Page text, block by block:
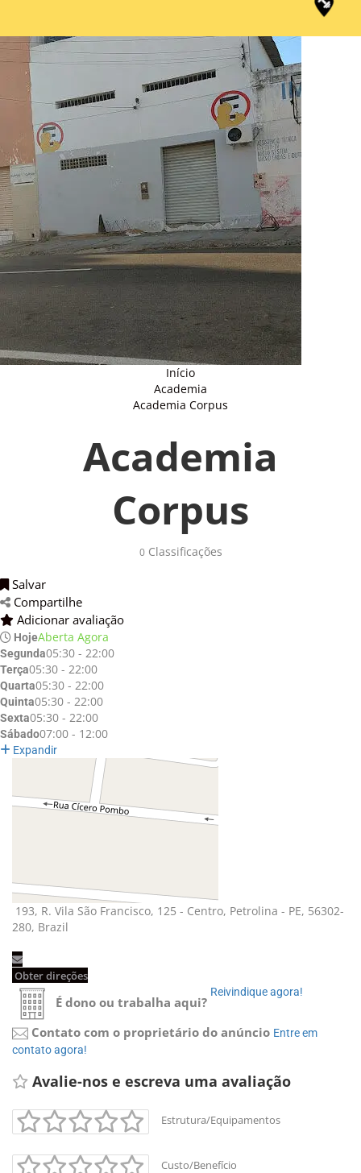
Início
Academia
Academia Corpus
Academia
Corpus
0Classificações
Salvar
Compartilhe
Adicionar avaliação
HojeAberta Agora
Segunda05:30 - 22:00
Terça05:30 - 22:00
Quarta05:30 - 22:00
Quinta05:30 - 22:00
Sexta05:30 - 22:00
Sábado07:00 - 12:00
Expandir
193, R. Vila São Francisco, 125 - Centro, Petrolina - PE, 56302-
280, Brazil
Obter direções
É dono ou trabalha aqui?
Reivindique agora!
Contato com o proprietário do anúncio Entre em
contato agora!
Avalie-nos e escreva uma avaliação
Estrutura/Equipamentos
Custo/Benefício